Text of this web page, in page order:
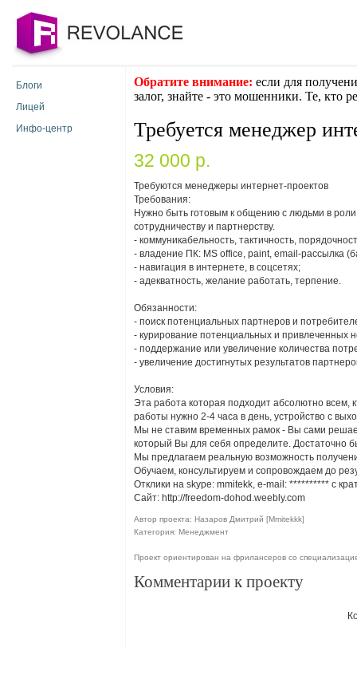
Блоги
Лицей
Инфо-центр
Обратите внимание: если для
залог, знайте - это мошенники. Те, кто
Требуется менеджер
32 000 p.
Требуются менеджеры интернет-проектов
Требования:
Нужно быть готовым к общению с людьми в
сотрудничеству и партнерству.
- коммуникабельность, тактичность,
- владение ПК: MS office, paint, email-рассылка
- навигация в интернете, в соцсетях;
- адекватность, желание работать, терпение.
Обязанности:
- поиск потенциальных партнеров и
- курирование потенциальных и привлеченных
- поддержание или увеличение количества
- увеличение достигнутых результатов
Условия:
Эта работа которая подходит абсолютно всем,
работы нужно 2-4 часа в день, устройство с
Мы не ставим временных рамок - Вы сами
который Вы для себя определите. Достаточно
Мы предлагаем реальную возможность
Обучаем, консультируем и сопровождаем до
Отклики на skype: mmitekk, e-mail: ********** с
Сайт: http://freedom-dohod.weebly.com
Автор проекта: Назаров Дмитрий [Mmitekkk]
Категория: Менеджмент
Проект ориентирован на фрилансеров со
Комментарии к проекту